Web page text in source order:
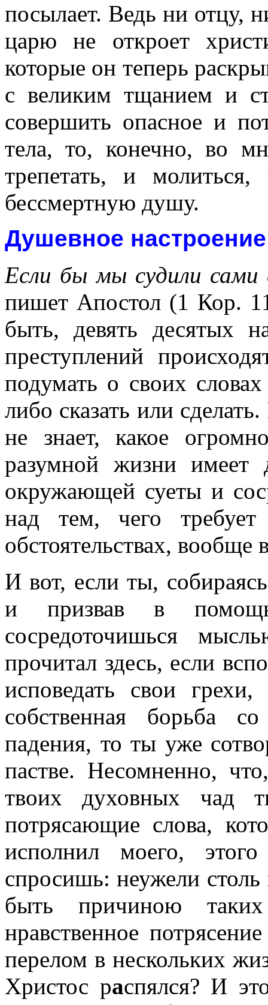
посылает. Ведь ни отцу,
царю не откроет
которые он теперь
с великим тщанием и
совершить опасное и
тела, то, конечно, во
трепетать, и
бессмертную душу.
Душевное
Если бы мы судили
пишет Апостол (1 Кор.
быть, девять десятых
преступлений
подумать о своих
либо сказать или
не знает, какое
разумной жизни имеет
окружающей суеты и
над тем, чего
обстоятельствах, вообще
И вот, если ты,
и призвав в помощь
сосредоточишься
прочитал здесь, если
исповедать свои
собственная борьба
падения, то ты уже
пастве. Несомненно,
твоих духовных чад
потрясающие слова,
исполнил моего,
спросишь: неужели
быть причиною
нравственное
перелом в нескольких
Христос распялся? И